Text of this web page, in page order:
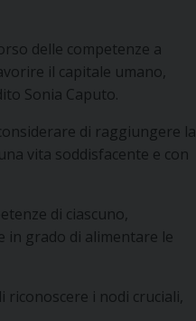
delle competenze a
il capitale umano,
Sonia Caputo.
di raggiungere la
vita soddisfacente e con
di ciascuno,
in grado di alimentare le
riconoscere i nodi cruciali,